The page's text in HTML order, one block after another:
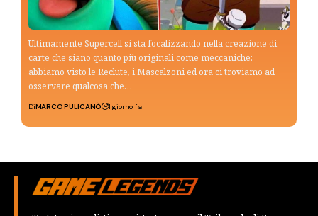
Ultimamente Supercell si sta focalizzando nella creazione di
carte che siano quanto più originali come meccaniche:
abbiamo visto le Reclute, i Mascalzoni ed ora ci troviamo ad
osservare qualcosa che…
DiMARCO PULICANÒ 1 giorno fa